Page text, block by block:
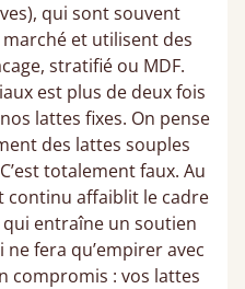
qui sont souvent
et utilisent des
stratifié ou MDF.
est plus de deux fois
lattes fixes. On pense
des lattes souples
totalement faux. Au
continu affaiblit le cadre
entraîne un soutien
fera qu’empirer avec
compromis : vos lattes